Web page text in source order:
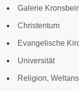
Galerie
Christentum
Evangelische
Universität
Religion,